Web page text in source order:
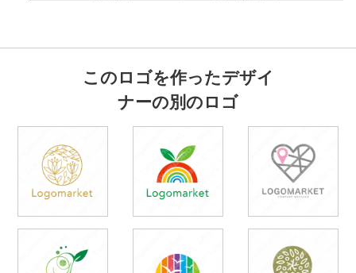
このロゴを作ったデザイ
ナーの別のロゴ